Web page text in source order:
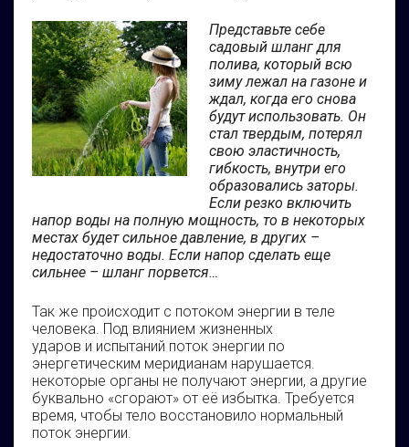
Представьте себе
садовый шланг для
полива, который всю
зиму лежал на газоне и
ждал, когда его снова
будут использовать. Он
стал твердым, потерял
свою эластичность,
гибкость, внутри его
образовались заторы.
Если резко включить
напор воды на полную мощность, то в некоторых
местах будет сильное давление, в других –
недостаточно воды. Если напор сделать еще
сильнее – шланг порвется…
Так же происходит с потоком энергии в теле
человека. Под влиянием жизненных
ударов и испытаний поток энергии по
энергетическим меридианам нарушается.
некоторые органы не получают энергии, а другие
буквально «сгорают» от её избытка. Требуется
время, чтобы тело восстановило нормальный
поток энергии.